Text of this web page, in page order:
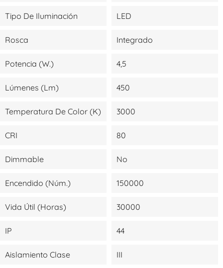
Tipo De Iluminación LED
Rosca Integrado
Potencia (W.) 4,5
Lúmenes (lm) 450
Temperatura De Color (K) 3000
CRI 80
Dimmable No
Encendido (Núm.) 150000
Vida Útil (Horas) 30000
IP 44
Aislamiento Clase III